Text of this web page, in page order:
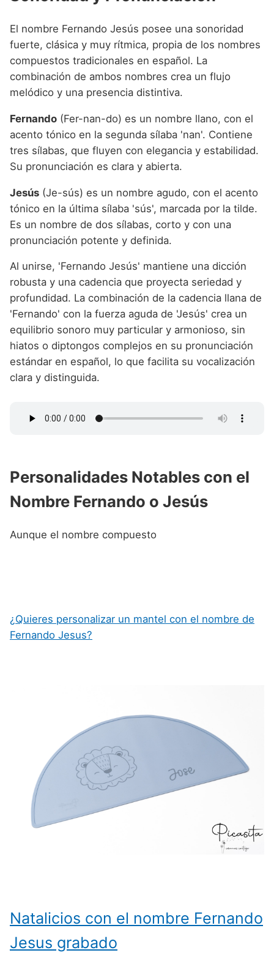
El nombre Fernando Jesús posee una sonoridad
fuerte, clásica y muy rítmica, propia de los nombres
compuestos tradicionales en español. La
combinación de ambos nombres crea un flujo
melódico y una presencia distintiva.
Fernando (Fer-nan-do) es un nombre llano, con el
acento tónico en la segunda sílaba 'nan'. Contiene
tres sílabas, que fluyen con elegancia y estabilidad.
Su pronunciación es clara y abierta.
Jesús (Je-sús) es un nombre agudo, con el acento
tónico en la última sílaba 'sús', marcada por la tilde.
Es un nombre de dos sílabas, corto y con una
pronunciación potente y definida.
Al unirse, 'Fernando Jesús' mantiene una dicción
robusta y una cadencia que proyecta seriedad y
profundidad. La combinación de la cadencia llana de
'Fernando' con la fuerza aguda de 'Jesús' crea un
equilibrio sonoro muy particular y armonioso, sin
hiatos o diptongos complejos en su pronunciación
estándar en español, lo que facilita su vocalización
clara y distinguida.
Personalidades Notables con el
Nombre Fernando o Jesús
Aunque el nombre compuesto
¿Quieres personalizar un mantel con el nombre de
Fernando Jesus?
Natalicios con el nombre Fernando
Jesus grabado